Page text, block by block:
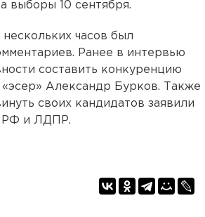
выборы 10 сентября.
часов был
Ранее в интервью
составить конкуренцию
«эсер» Александр Бурков. Также
своих кандидатов заявили
и ЛДПР.